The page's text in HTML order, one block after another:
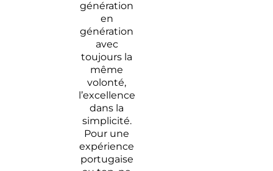
génération
en
génération
avec
toujours la
même
volonté,
l’excellence
dans la
simplicité.
Pour une
expérience
portugaise